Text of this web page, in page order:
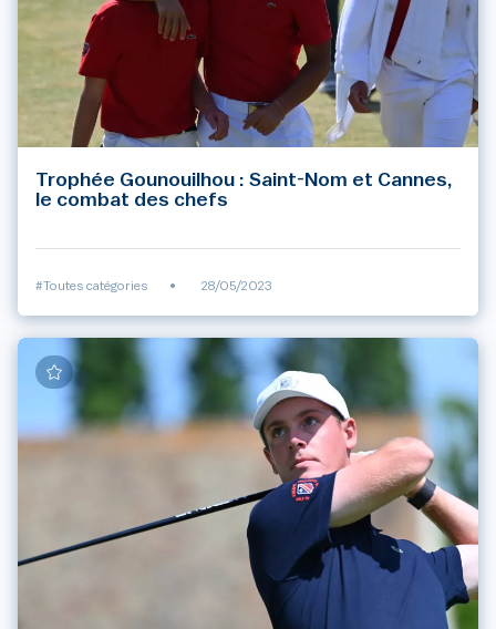
Trophée Gounouilhou : Saint-Nom et Cannes,
le combat des chefs
#Toutes catégories • 28/05/2023